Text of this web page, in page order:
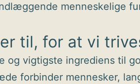
menneskelige
til, for at vi
og vigtigste ingrediens til
forbinder mennesker,